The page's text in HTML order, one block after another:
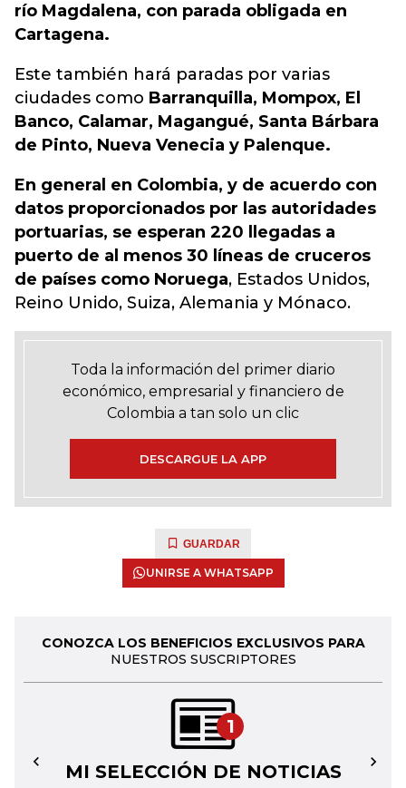
río Magdalena, con parada obligada en
Cartagena.
Este también hará paradas por varias
ciudades como Barranquilla, Mompox, El
Banco, Calamar, Magangué, Santa Bárbara
de Pinto, Nueva Venecia y Palenque.
En general en Colombia, y de acuerdo con
datos proporcionados por las autoridades
portuarias, se esperan 220 llegadas a
puerto de al menos 30 líneas de cruceros
de países como Noruega, Estados Unidos,
Reino Unido, Suiza, Alemania y Mónaco.
Toda la información del primer diario
económico, empresarial y financiero de
Colombia a tan solo un clic
DESCARGUE LA APP
GUARDAR
UNIRSE A WHATSAPP
CONOZCA LOS BENEFICIOS EXCLUSIVOS PARA
NUESTROS SUSCRIPTORES
1
MI SELECCIÓN DE NOTICIAS
← →